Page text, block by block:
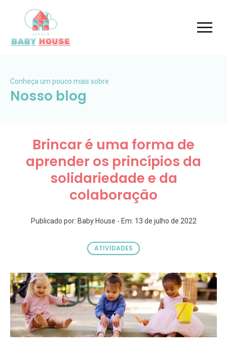
Conheça um pouco mais sobre
Nosso blog
Brincar é uma forma de
aprender os princípios da
solidariedade e da
colaboração
Publicado por: Baby House - Em: 13 de julho de 2022
ATIVIDADES